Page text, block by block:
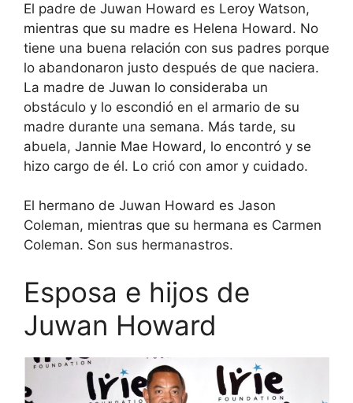
El padre de Juwan Howard es Leroy Watson,
mientras que su madre es Helena Howard. No
tiene una buena relación con sus padres porque
lo abandonaron justo después de que naciera.
La madre de Juwan lo consideraba un
obstáculo y lo escondió en el armario de su
madre durante una semana. Más tarde, su
abuela, Jannie Mae Howard, lo encontró y se
hizo cargo de él. Lo crió con amor y cuidado.
El hermano de Juwan Howard es Jason
Coleman, mientras que su hermana es Carmen
Coleman. Son sus hermanastros.
Esposa e hijos de
Juwan Howard